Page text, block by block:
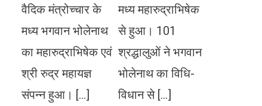
वैदिक मंत्रोच्चार के
मध्य भगवान भोलेनाथ
का महारुद्राभिषेक एवं
श्री रुद्र महायज्ञ
संपन्न हुआ। […]
मध्य महारुद्राभिषेक
से हुआ। 101
श्रद्धालुओं ने भगवान
भोलेनाथ का विधि-
विधान से […]